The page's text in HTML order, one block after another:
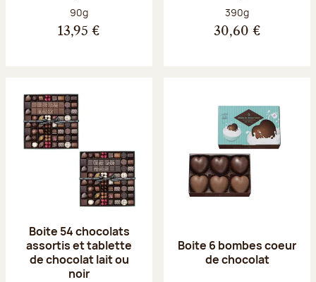
Poids net :
90g
13,95 €
Poids net :
390g
30,60 €
Boite 54 chocolats
assortis et tablette
de chocolat lait ou
noir
Boite 6 bombes coeur
de chocolat